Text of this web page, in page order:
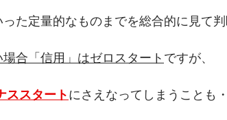
た定量的なものまでを総合的に見て
合「信用」はゼロスタート ですが、
ススタート にさえなってしまうことも